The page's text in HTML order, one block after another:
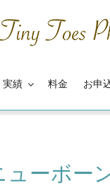
実績 料金 お申
ーボー